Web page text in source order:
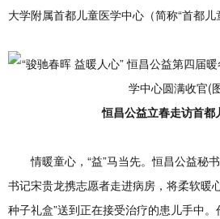
大学附属首都儿童医学中心（简称“首都儿
恒昌公益立春走访首都
情暖童心，“益”马当先。恒昌公益秘
书记宋贵龙携志愿者走进病房，将柔软暖
种子礼盒”送到正在接受治疗的患儿手中。